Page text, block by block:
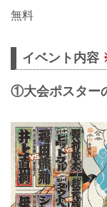
無料
イベント内容
①大会ポスター